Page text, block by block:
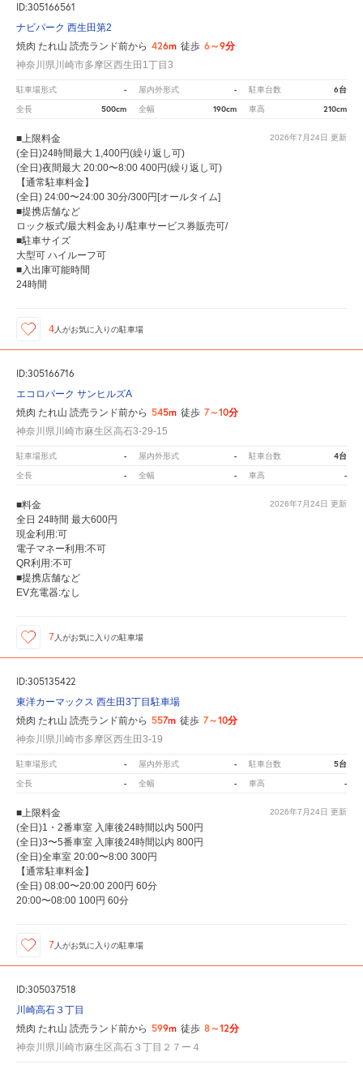
ID:305166561
ナビパーク 西生田第2
焼肉 たれ山 読売ランド前から 426m 徒歩 6～9分
神奈川県川崎市多摩区西生田1丁目3
駐車場形式 - 屋内外形式 - 駐車台数 6台
全長 500cm 全幅 190cm 車高 210cm
2026年7月24日 更新
■上限料金
(全日)24時間最大 1,400円(繰り返し可)
(全日)夜間最大 20:00〜8:00 400円(繰り返し可)
【通常駐車料金】
(全日) 24:00〜24:00 30分/300円[オールタイム]
■提携店舗など
ロック板式/最大料金あり/駐車サービス券販売可/
■駐車サイズ
大型可 ハイルーフ可
■入出庫可能時間
24時間
4 人がお気に入りの駐車場
ID:305166716
エコロパーク サンヒルズA
焼肉 たれ山 読売ランド前から 545m 徒歩 7～10分
神奈川県川崎市麻生区高石3-29-15
駐車場形式 - 屋内外形式 - 駐車台数 4台
全長 - 全幅 - 車高 -
2026年7月24日 更新
■料金
全日 24時間 最大600円
現金利用:可
電子マネー利用:不可
QR利用:不可
■提携店舗など
EV充電器:なし
7 人がお気に入りの駐車場
ID:305135422
東洋カーマックス 西生田3丁目駐車場
焼肉 たれ山 読売ランド前から 557m 徒歩 7～10分
神奈川県川崎市多摩区西生田3-19
駐車場形式 - 屋内外形式 - 駐車台数 5台
全長 - 全幅 - 車高 -
2026年7月24日 更新
■上限料金
(全日)1・2番車室 入庫後24時間以内 500円
(全日)3〜5番車室 入庫後24時間以内 800円
(全日)全車室 20:00〜8:00 300円
【通常駐車料金】
(全日) 08:00〜20:00 200円 60分
20:00〜08:00 100円 60分
7 人がお気に入りの駐車場
ID:305037518
川崎高石３丁目
焼肉 たれ山 読売ランド前から 599m 徒歩 8～12分
神奈川県川崎市麻生区高石３丁目２７ー４